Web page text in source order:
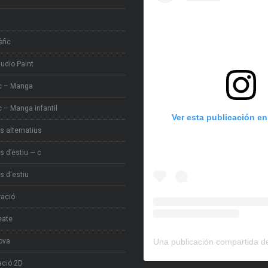
Paint
– Manga
– Manga infantil
alternatius
d’estiu — c
d'estiu
2D
Ver esta publicación